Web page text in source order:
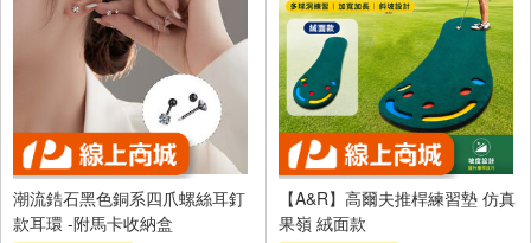
潮流鋯石黑色銅系四爪螺絲耳釘
款耳環 -附馬卡收納盒
【A&R】高爾夫推桿練習墊 仿真
果嶺 絨面款